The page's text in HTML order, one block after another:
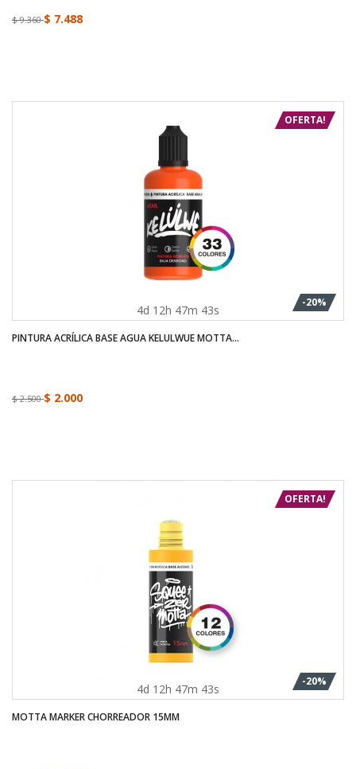
$ 9.360$ 7.488
OFERTA!
4d 12h 47m 43s
-20%
PINTURA ACRÍLICA BASE AGUA KELULWUE MOTTA...
$ 2.500$ 2.000
OFERTA!
4d 12h 47m 43s
-20%
MOTTA MARKER CHORREADOR 15MM